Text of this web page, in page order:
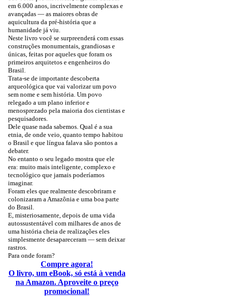
em 6.000 anos, incrivelmente complexas e
avançadas — as maiores obras de
aquicultura da pré-história que a
humanidade já viu.
Neste livro você se surpreenderá com essas
construções monumentais, grandiosas e
únicas, feitas por aqueles que foram os
primeiros arquitetos e engenheiros do
Brasil.
Trata-se de importante descoberta
arqueológica que vai valorizar um povo
sem nome e sem história. Um povo
relegado a um plano inferior e
menosprezado pela maioria dos cientistas e
pesquisadores.
Dele quase nada sabemos. Qual é a sua
etnia, de onde veio, quanto tempo habitou
o Brasil e que língua falava são pontos a
debater.
No entanto o seu legado mostra que ele
era: muito mais inteligente, complexo e
tecnológico que jamais poderíamos
imaginar.
Foram eles que realmente descobriram e
colonizaram a Amazônia e uma boa parte
do Brasil.
E, misteriosamente, depois de uma vida
autossustentável com milhares de anos de
uma história cheia de realizações eles
simplesmente desapareceram — sem deixar
rastros.
Para onde foram?
Compre agora!
O livro, um eBook, só está à venda
na Amazon. Aproveite o preço
promocional!